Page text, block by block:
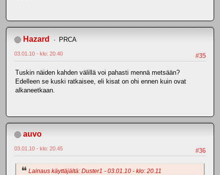
Hazard PRCA
#35
03.01.10 - klo: 20.40
Tuskin näiden kahden välillä voi pahasti mennä metsään?
Edelleen se kuski ratkaisee, eli kisat on ohi ennen kuin ovat
alkaneetkaan.
auvo
#36
03.01.10 - klo: 20.45
Lainaus käyttäjältä: Duster1 - 03.01.10 - klo: 20.11